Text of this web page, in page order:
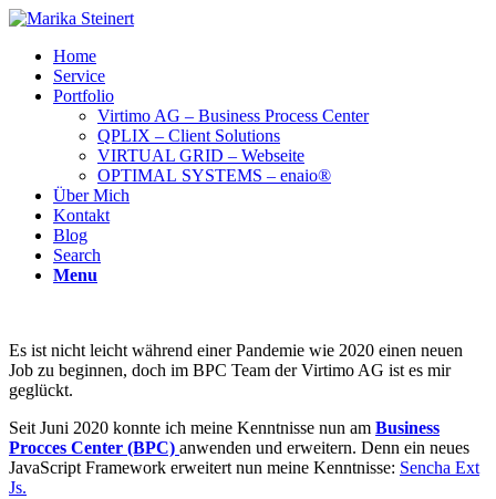
Home
Service
Portfolio
Virtimo AG – Business Process Center
QPLIX – Client Solutions
VIRTUAL GRID – Webseite
OPTIMAL SYSTEMS – enaio®
Über Mich
Kontakt
Blog
Search
Menu
Es ist nicht leicht während einer Pandemie wie 2020 einen neuen
Job zu beginnen, doch im BPC Team der Virtimo AG ist es mir
geglückt.
Seit Juni 2020 konnte ich meine Kenntnisse nun am Business
Procces Center (BPC) anwenden und erweitern. Denn ein neues
JavaScript Framework erweitert nun meine Kenntnisse: Sencha Ext
Js.